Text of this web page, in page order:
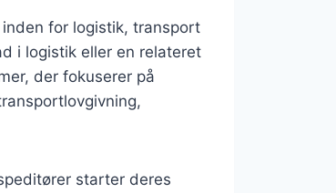
for logistik, transport
i logistik eller en relateret
der fokuserer på
starter deres